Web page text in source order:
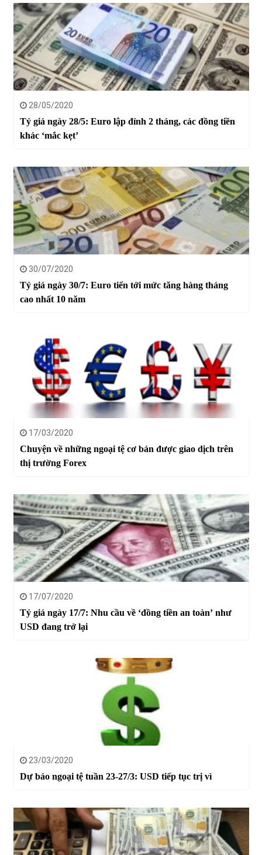
28/05/2020
Tỷ giá ngày 28/5: Euro lập đỉnh 2 tháng, các đồng tiền
khác ‘mắc kẹt’
30/07/2020
Tỷ giá ngày 30/7: Euro tiến tới mức tăng hàng tháng
cao nhất 10 năm
17/03/2020
Chuyện về những ngoại tệ cơ bản được giao dịch trên
thị trường Forex
17/07/2020
Tỷ giá ngày 17/7: Nhu cầu về ‘đồng tiền an toàn’ như
USD đang trở lại
23/03/2020
Dự báo ngoại tệ tuần 23-27/3: USD tiếp tục trị vì